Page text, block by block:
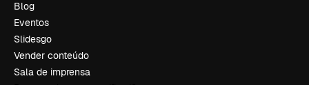
Blog
Eventos
Slidesgo
Vender conteúdo
Sala de imprensa